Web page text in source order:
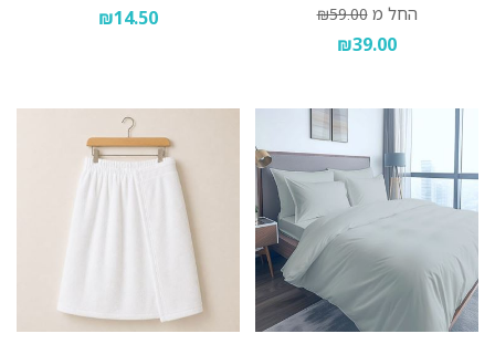
החל מ ₪59.00
₪39.00
₪14.50